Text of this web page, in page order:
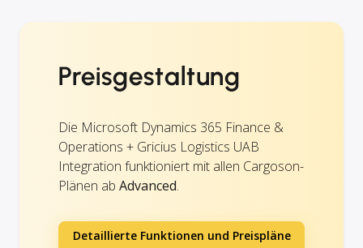
Preisgestaltung
Die Microsoft Dynamics 365 Finance &
Operations + Gricius Logistics UAB
Integration funktioniert mit allen Cargoson-
Plänen ab Advanced.
Detaillierte Funktionen und Preispläne